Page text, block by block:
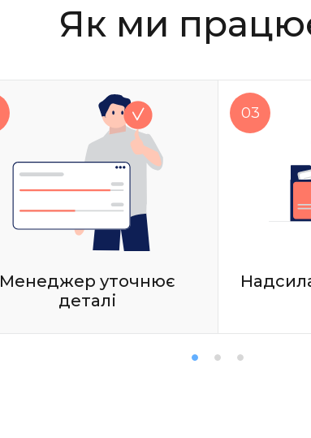
Як ми
Менеджер уточнює
деталі